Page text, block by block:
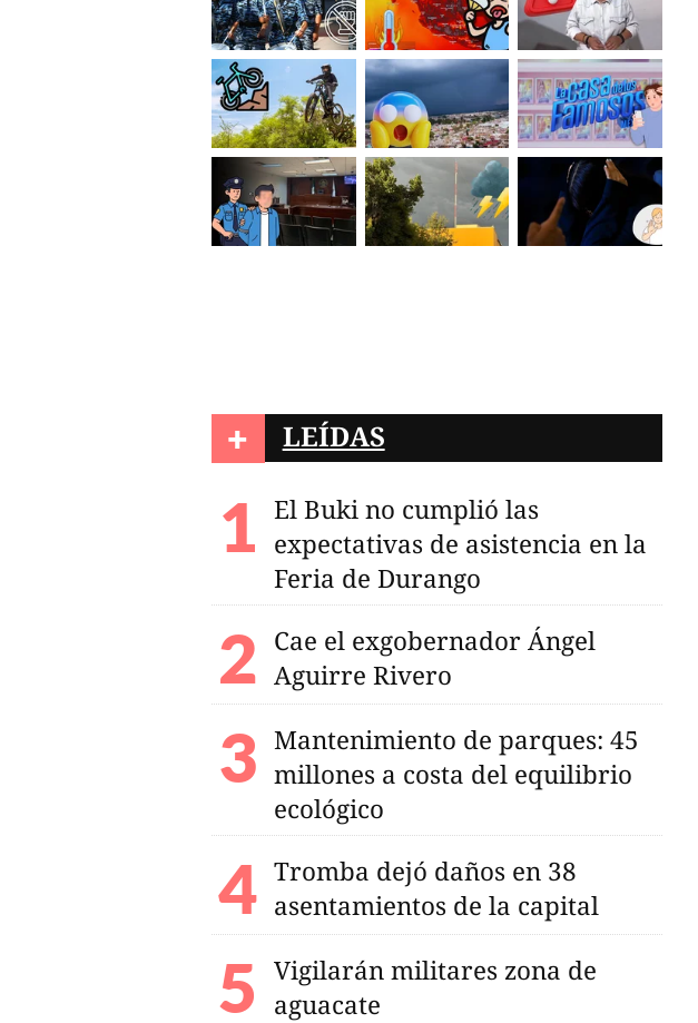
+ LEÍDAS
El Buki no cumplió las
expectativas de asistencia en la
Feria de Durango
Cae el exgobernador Ángel
Aguirre Rivero
Mantenimiento de parques: 45
millones a costa del equilibrio
ecológico
Tromba dejó daños en 38
asentamientos de la capital
Vigilarán militares zona de
aguacate